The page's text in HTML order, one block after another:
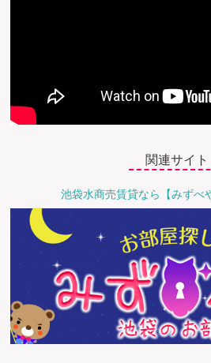
関連サイト
池袋水商売賃貸なら【みずべ